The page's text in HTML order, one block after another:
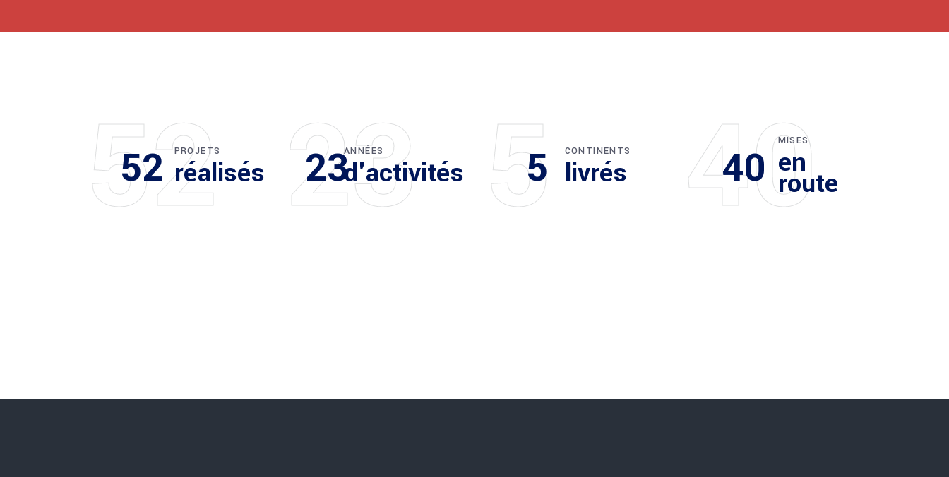
52
52 PROJETS
réalisés 23
23ANNÉES
d'activités 5
5 CONTINENTS
livrés 40
40
MISES
en
route